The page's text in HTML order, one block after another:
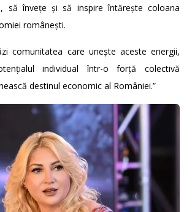
să învețe și să inspire întărește coloana
românești.
comunitatea care unește aceste energii,
individual într-o forță colectivă
destinul economic al României.”